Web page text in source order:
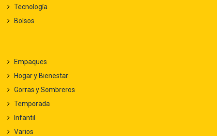
Tecnología
Bolsos
Empaques
Hogar y Bienestar
Gorras y Sombreros
Temporada
Infantil
Varios